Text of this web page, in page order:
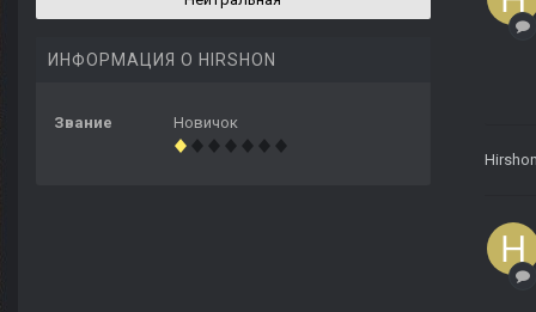
ИНФОРМАЦИЯ О HIRSHON
Звание Новичок